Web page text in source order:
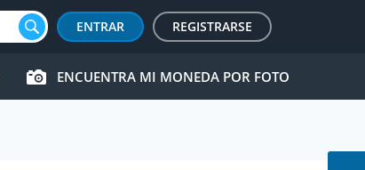
ENTRAR REGISTRARSE
ENCUENTRA MI MONEDA POR FOTO